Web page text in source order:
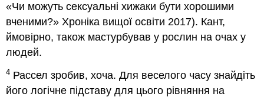
«Чи можуть сексуальні хижаки бути хорошими
вченими?» Хроніка вищої освіти 2017). Кант,
ймовірно, також мастурбував у рослин на очах у
людей.
4 Рассел зробив, хоча. Для веселого часу знайдіть
його логічне підставу для цього рівняння на